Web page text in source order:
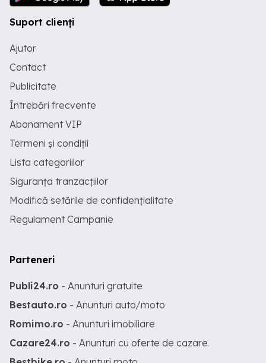
Suport clienți
Ajutor
Contact
Publicitate
Întrebări frecvente
Abonament VIP
Termeni și condiții
Lista categoriilor
Siguranța tranzacțiilor
Modifică setările de confidențialitate
Regulament Campanie
Parteneri
Publi24.ro - Anunturi gratuite
Bestauto.ro - Anunturi auto/moto
Romimo.ro - Anunturi imobiliare
Cazare24.ro - Anunturi cu oferte de cazare